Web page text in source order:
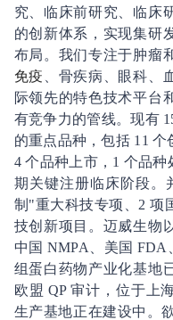
究、临床前研究、临床
的创新体系，实现集研
布局。我们专注于肿瘤
免疫
、骨疾病、眼科、
际领先的特色技术平台
有竞争力的管线。现有
的重点品种，包括 11
4 个品种上市，1 个品
期关键注册临床阶段。
制"重大科技专项、2 项
技创新项目。迈威生物
中国 NMPA、美国
组蛋白药物产业化基地
欧盟 QP 审计，位于上
生产基地正在建设中。